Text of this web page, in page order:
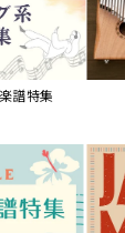
譜特集